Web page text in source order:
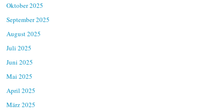
Oktober 2025
September 2025
August 2025
Juli 2025
Juni 2025
Mai 2025
April 2025
März 2025